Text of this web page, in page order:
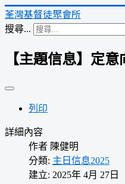
荃灣基督徒聚會所
搜尋...
【主題信息】定
列印
詳細內容
作者 陳健明
分類: 主日信息2025
建立: 2025年 4月 27日